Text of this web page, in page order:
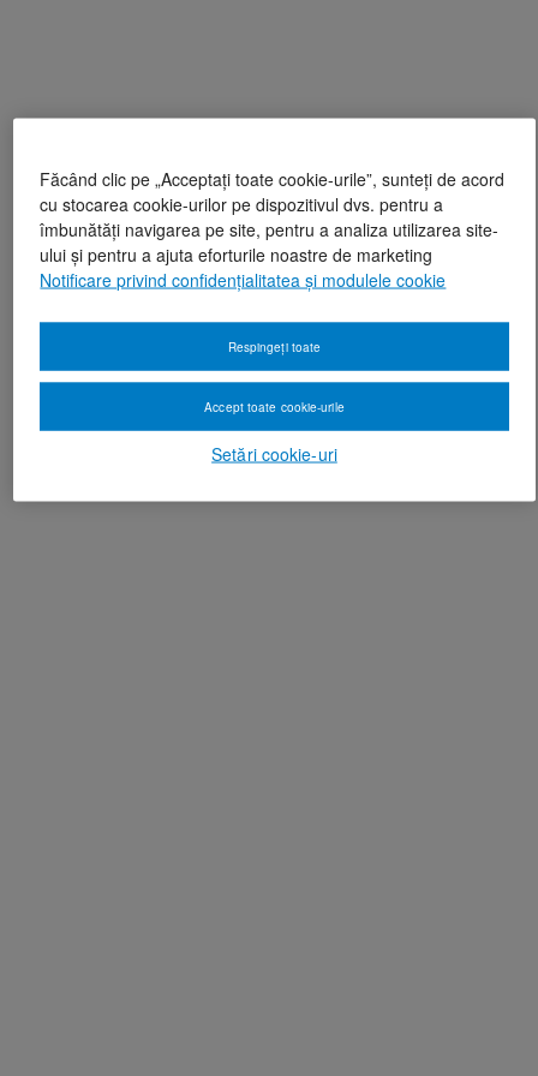
Făcând clic pe „Acceptați toate cookie-urile”, sunteți de acord
cu stocarea cookie-urilor pe dispozitivul dvs. pentru a
îmbunătăți navigarea pe site, pentru a analiza utilizarea site-
ului și pentru a ajuta eforturile noastre de marketing
Notificare privind confidențialitatea și modulele cookie
Setări cookie-uri
Respingeți toate
Accept toate cookie-urile